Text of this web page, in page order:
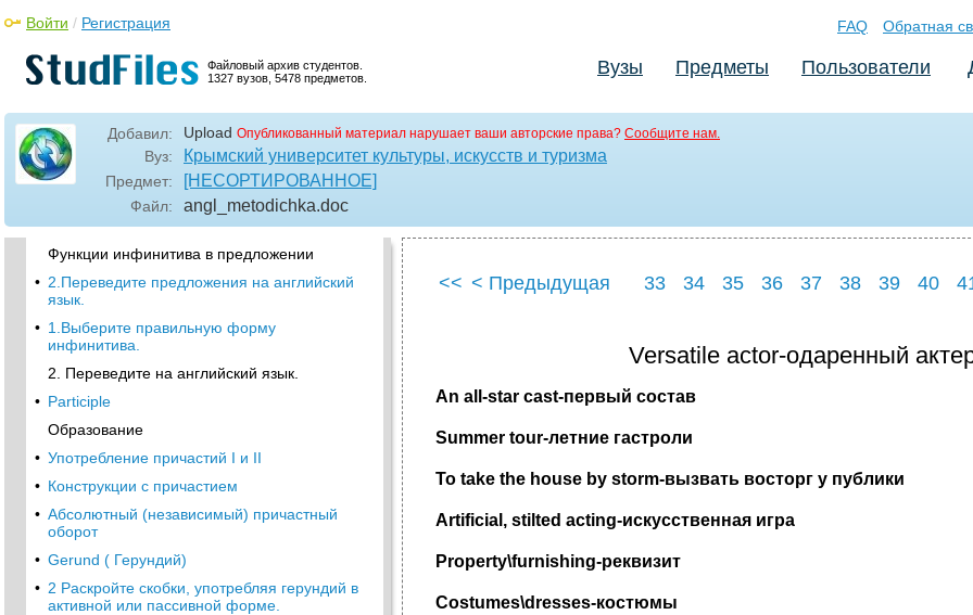
Файловый архив студентов.
1327 вузов, 5478 предметов.
Войти / Регистрация FAQ Обратная
Вузы Предметы Пользователи
Добавил: Upload Опубликованный материал нарушает ваши авторские права? Сообщите нам.
Вуз: Крымский университет культуры, искусств и туризма
Предмет: [НЕСОРТИРОВАННОЕ]
Файл: angl_metodichka.doc
Переведите предложения на русский язык:
Замените модальные глаголы
соответствующими эквивалентами:
(must, should, would, ought to, have to,
needn't, can, could, may)
• Неличные формы глагола.
Формы инфинитива
Функции инфинитива в предложении
• 2.Переведите предложения на английский
язык.
• 1.Выберите правильную форму
инфинитива.
2. Переведите на английский язык.
• Participle
Образование
• Употребление причастий I и II
• Конструкции с причастием
• Абсолютный (независимый) причастный
оборот
• Gerund ( Герундий)
• 2 Раскройте скобки, употребляя герундий в
активной или пассивной форме.
<< < Предыдущая 33 34 35 36 37 38 39 40
Versatile actor-одаренный
An all-star cast-первый состав
Summer tour-летние гастроли
To take the house by storm-вызвать восторг у публики
Artificial, stilted acting-искусственная игра
Property\furnishing-реквизит
Costumes\dresses-костюмы